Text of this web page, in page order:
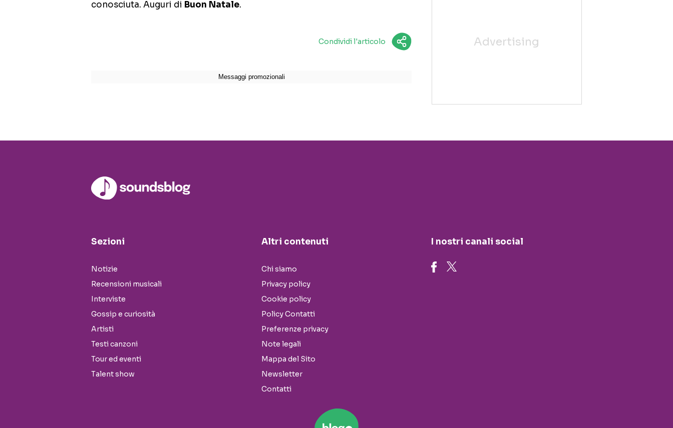
conosciuta. Auguri di Buon Natale.
Condividi l'articolo
Sezioni
Notizie
Recensioni musicali
Interviste
Gossip e curiosità
Artisti
Testi canzoni
Tour ed eventi
Talent show
Altri contenuti
Chi siamo
Privacy policy
Cookie policy
Policy Contatti
Preferenze privacy
Note legali
Mappa del Sito
Newsletter
Contatti
I nostri canali social